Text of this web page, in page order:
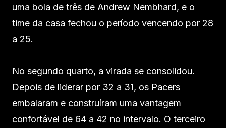
uma bola de três de Andrew Nembhard, e o
time da casa fechou o período vencendo por 28
a 25.
No segundo quarto, a virada se consolidou.
Depois de liderar por 32 a 31, os Pacers
embalaram e construíram uma vantagem
confortável de 64 a 42 no intervalo. O terceiro